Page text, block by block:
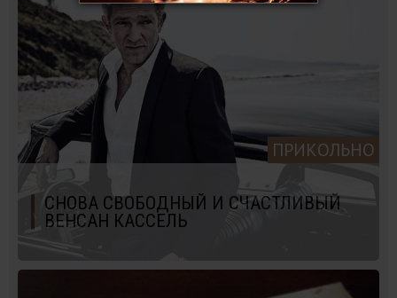
ПРИКОЛЬНО
СНОВА СВОБОДНЫЙ И СЧАСТЛИВЫЙ
ВЕНСАН КАССЕЛЬ